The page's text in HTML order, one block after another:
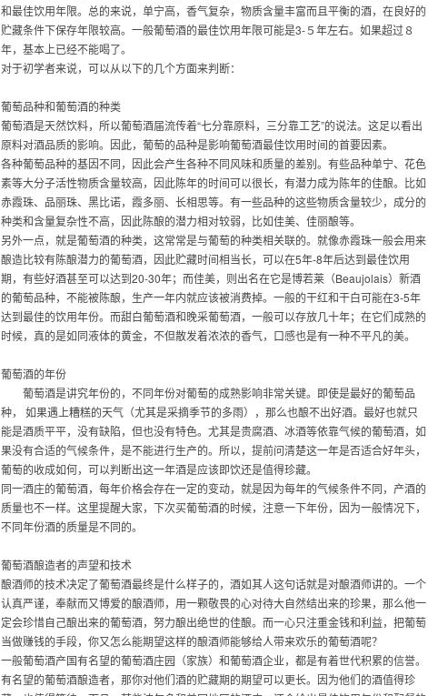
和最佳饮用年限。总的来说，单宁高，香气复杂，物质含量丰富而且平衡的酒，在良好的
贮藏条件下保存年限较高。一般葡萄酒的最佳饮用年限可能是3-５年左右。如果超过８
年，基本上已经不能喝了。
对于初学者来说，可以从以下的几个方面来判断：
葡萄品种和葡萄酒的种类
葡萄酒是天然饮料，所以葡萄酒届流传着“七分靠原料，三分靠工艺”的说法。这足以看出
原料对酒品质的影响。因此，葡萄的品种是影响葡萄酒最佳饮用时间的首要因素。
各种葡萄品种的基因不同，因此会产生各种不同风味和质量的差别。有些品种单宁、花色
素等大分子活性物质含量较高，因此陈年的时间可以很长，有潜力成为陈年的佳酿。比如
赤霞珠、品丽珠、黑比诺，霞多丽、长相思等。有一些品种的这些物质含量较少，成分的
种类和含量复杂性不高，因此陈酿的潜力相对较弱，比如佳美、佳丽酿等。
另外一点，就是葡萄酒的种类，这常常是与葡萄的种类相关联的。就像赤霞珠一般会用来
酿造比较有陈酿潜力的葡萄酒，因此贮藏时间相当长，可以在5年-8年后达到最佳饮用
期，有些好酒甚至可以达到20-30年；而佳美，则出名在它是博若莱（Beaujolais）新酒
的葡萄品种，不能被陈酿，生产一年内就应该被消费掉。一般的干红和干白可能在3-5年
达到最佳的饮用年份。而甜白葡萄酒和晚采葡萄酒，一般可以存放几十年；在它们成熟的
时候，真的是如同液体的黄金，不但散发着浓浓的香气，口感也是有一种不平凡的美。
葡萄酒的年份
葡萄酒是讲究年份的，不同年份对葡萄的成熟影响非常关键。即使是最好的葡萄品
种， 如果遇上糟糕的天气（尤其是采摘季节的多雨），那么也酿不出好酒。最好也就只
能是酒质平平，没有缺陷，但也没有特色。尤其是贵腐酒、冰酒等依靠气候的葡萄酒，如
果没有合适的气候条件，是不能进行生产的。所以，提前问清楚这一年是否适合好年头，
葡萄的收成如何，可以判断出这一年酒是应该即饮还是值得珍藏。
同一酒庄的葡萄酒，每年价格会存在一定的变动，就是因为每年的气候条件不同，产酒的
质量也不一样。这里提醒大家，下次买葡萄酒的时候，注意一下年份，因为一般情况下，
不同年份酒的质量是不同的。
葡萄酒酿造者的声望和技术
酿酒师的技术决定了葡萄酒最终是什么样子的，酒如其人这句话就是对酿酒师讲的。一个
认真严谨，奉献而又博爱的酿酒师，用一颗敬畏的心对待大自然结出来的珍果，那么他一
定会珍惜自己酿出来的葡萄酒，努力酿出绝世的佳酿。而一心只注重金钱和利益，把葡萄
当做赚钱的手段，你又怎么能期望这样的酿酒师能够给人带来欢乐的葡萄酒呢？
一般葡萄酒产国有名望的葡萄酒庄园（家族）和葡萄酒企业，都是有着世代积累的信誉。
有名望的葡萄酒酿造者，那你对他们酒的贮藏期的期望可以更长。因为他们的酒值得珍